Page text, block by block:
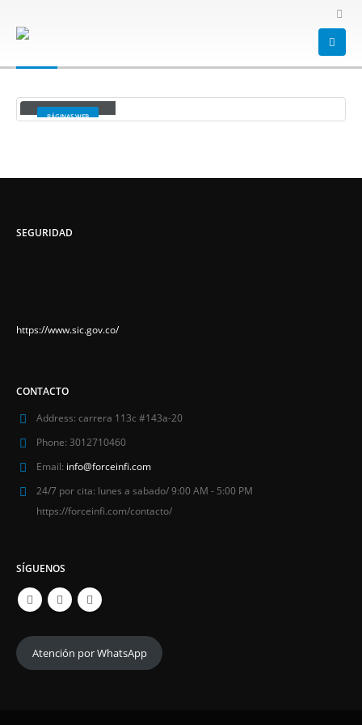
WEB
PÁGINAS WEB
SEGURIDAD
https://www.sic.gov.co/
CONTACTO
Address: carrera 113c #143a-20
Phone: 3012710460
Email: info@forceinfi.com
24/7 por cita: lunes a sabado/ 9:00 AM - 5:00 PM
https://forceinfi.com/contacto/
SÍGUENOS
Atención por WhatsApp